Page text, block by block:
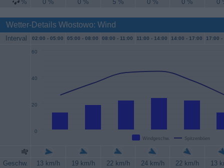
%
0 % 0 % 5 % 0 % 0 % 0
Wetter-Details Włostowo: Wind
Interval 02:00 - 05:00 05:00 - 08:00 08:00 - 11:00 11:00 - 14:00 14:00 - 17:00 17:00 -
Windgeschw. Spitzenböen
0
20
40
60
Geschw. 13 km/h 19 km/h 22 km/h 24 km/h 22 km/h
13